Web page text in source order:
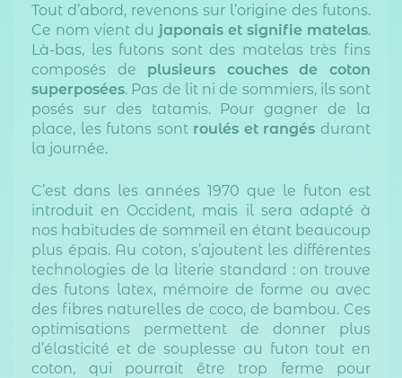
Tout d’abord, revenons sur l’origine des futons.
Ce nom vient du japonais et signifie matelas.
Là-bas, les futons sont des matelas très fins
composés de plusieurs couches de coton
superposées. Pas de lit ni de sommiers, ils sont
posés sur des tatamis. Pour gagner de la
place, les futons sont roulés et rangés durant
la journée.
C’est dans les années 1970 que le futon est
introduit en Occident, mais il sera adapté à
nos habitudes de sommeil en étant beaucoup
plus épais. Au coton, s’ajoutent les différentes
technologies de la literie standard : on trouve
des futons latex, mémoire de forme ou avec
des fibres naturelles de coco, de bambou. Ces
optimisations permettent de donner plus
d’élasticité et de souplesse au futon tout en
coton, qui pourrait être trop ferme pour